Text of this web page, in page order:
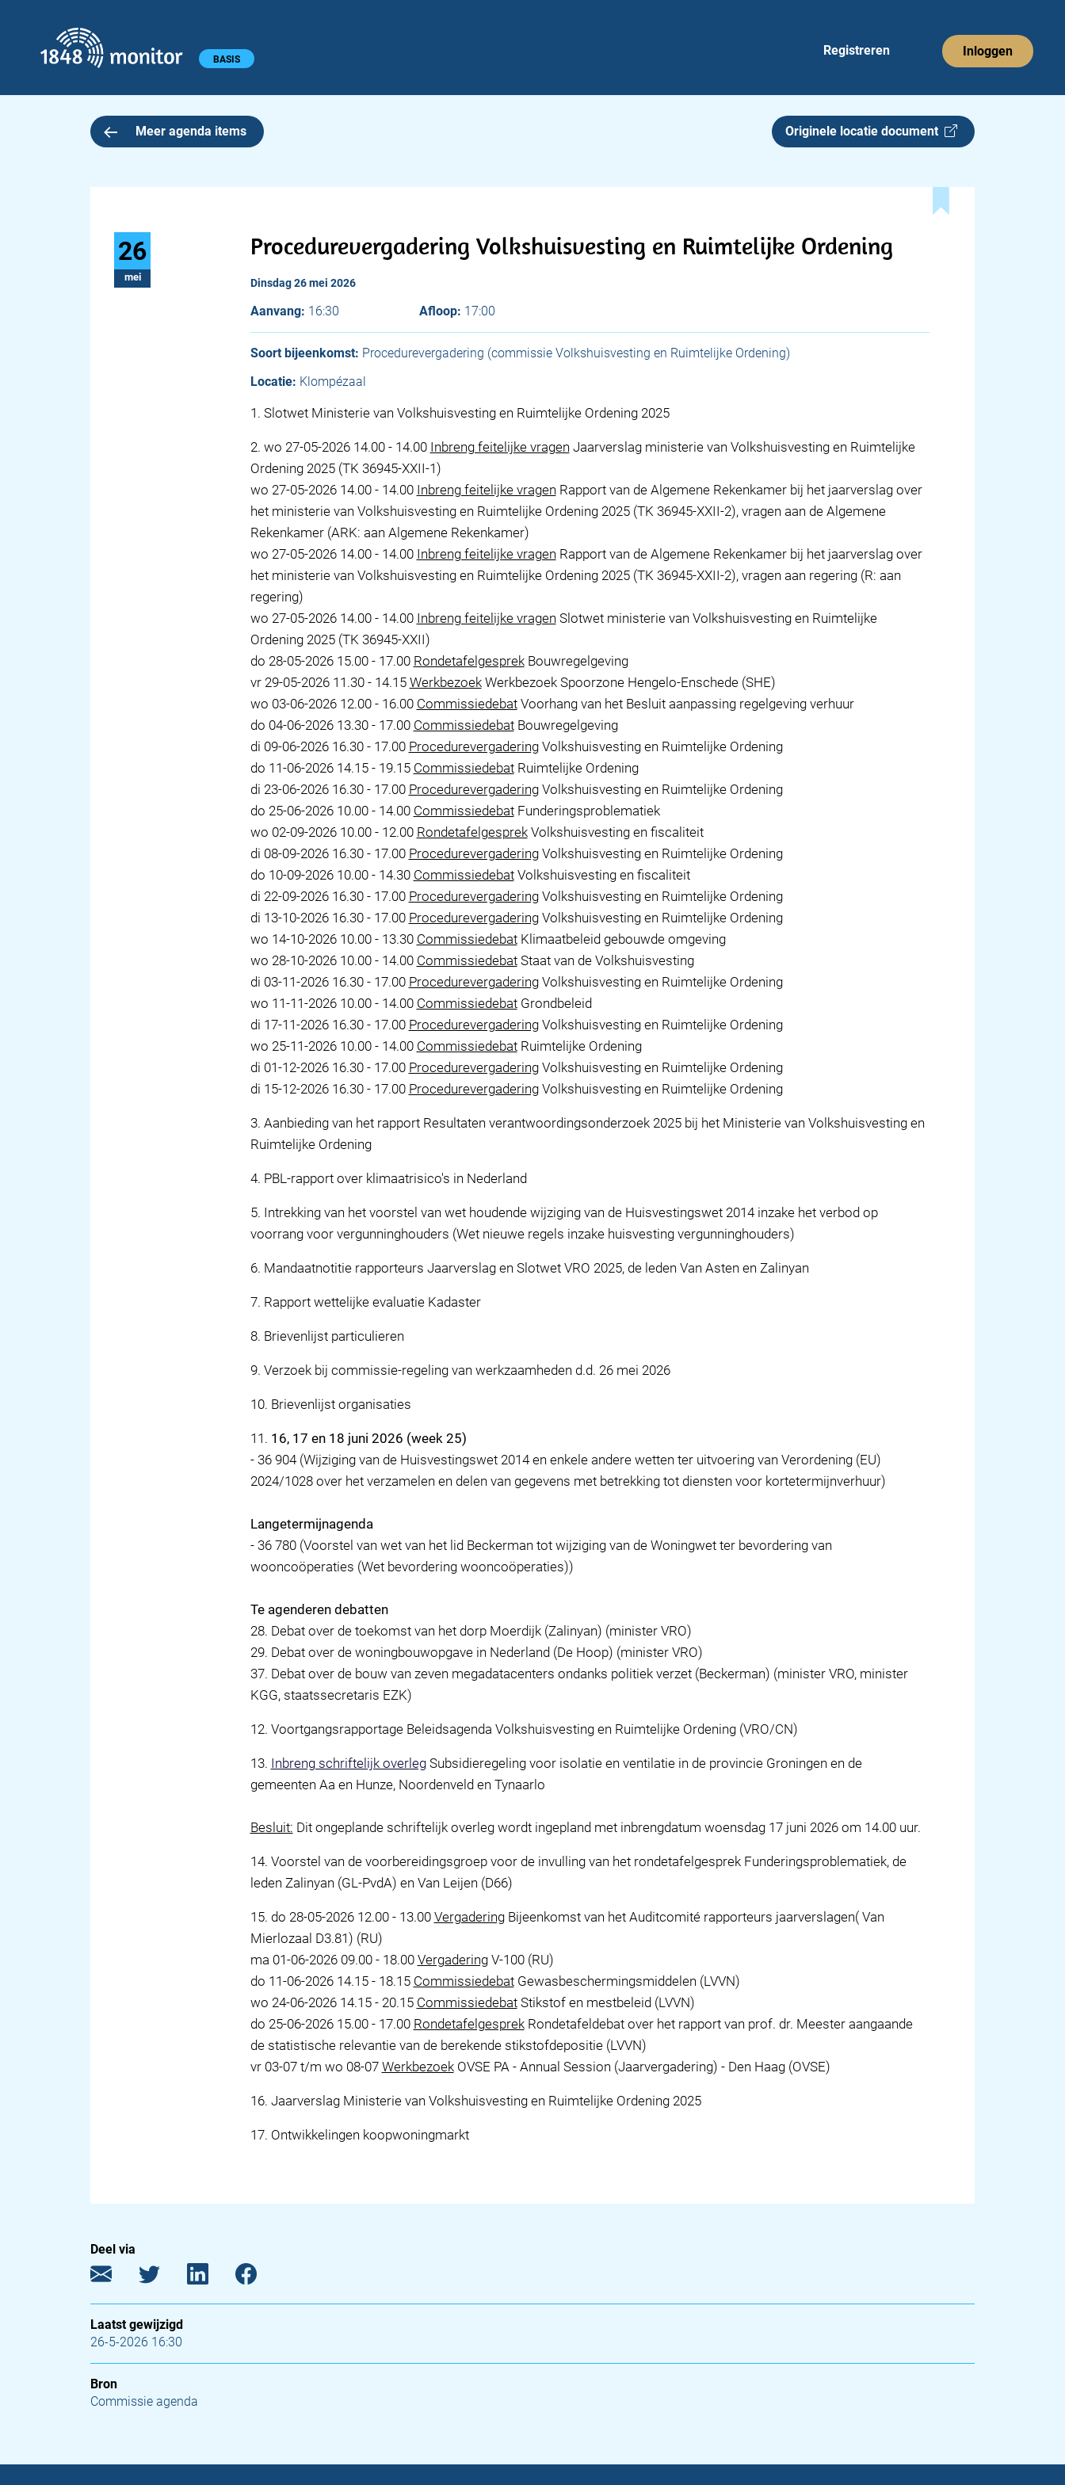
Hoofdmenu BASIS
Registreren Inloggen
Meer agenda items Originele locatie document
26
mei
Procedurevergadering Volkshuisvesting en Ruimtelijke Ordening
dinsdag 26 mei 2026
Aanvang: 16:30 Afloop: 17:00
Soort bijeenkomst: Procedurevergadering (commissie Volkshuisvesting en Ruimtelijke Ordening)
Locatie: Klompézaal
1 . Slotwet Ministerie van Volkshuisvesting en Ruimtelijke Ordening 2025
2. wo 27-05-2026 14.00 - 14.00 Inbreng feitelijke vragen Jaarverslag ministerie van Volkshuisvesting en Ruimtelijke
Ordening 2025 (TK 36945-XXII-1)
wo 27-05-2026 14.00 - 14.00 Inbreng feitelijke vragen Rapport van de Algemene Rekenkamer bij het jaarverslag over
het ministerie van Volkshuisvesting en Ruimtelijke Ordening 2025 (TK 36945-XXII-2), vragen aan de Algemene
Rekenkamer (ARK: aan Algemene Rekenkamer)
wo 27-05-2026 14.00 - 14.00 Inbreng feitelijke vragen Rapport van de Algemene Rekenkamer bij het jaarverslag over
het ministerie van Volkshuisvesting en Ruimtelijke Ordening 2025 (TK 36945-XXII-2), vragen aan regering (R: aan
regering)
wo 27-05-2026 14.00 - 14.00 Inbreng feitelijke vragen Slotwet ministerie van Volkshuisvesting en Ruimtelijke
Ordening 2025 (TK 36945-XXII)
do 28-05-2026 15.00 - 17.00 RondetafelgesprekBouwregelgeving
vr 29-05-2026 11.30 - 14.15 WerkbezoekWerkbezoek Spoorzone Hengelo-Enschede (SHE)
wo 03-06-2026 12.00 - 16.00 CommissiedebatVoorhang van het Besluit aanpassing regelgeving verhuur
do 04-06-2026 13.30 - 17.00 CommissiedebatBouwregelgeving
di 09-06-2026 16.30 - 17.00 ProcedurevergaderingVolkshuisvesting en Ruimtelijke Ordening
do 11-06-2026 14.15 - 19.15 CommissiedebatRuimtelijke Ordening
di 23-06-2026 16.30 - 17.00 ProcedurevergaderingVolkshuisvesting en Ruimtelijke Ordening
do 25-06-2026 10.00 - 14.00 CommissiedebatFunderingsproblematiek
wo 02-09-2026 10.00 - 12.00 RondetafelgesprekVolkshuisvesting en fiscaliteit
di 08-09-2026 16.30 - 17.00 ProcedurevergaderingVolkshuisvesting en Ruimtelijke Ordening
do 10-09-2026 10.00 - 14.30 CommissiedebatVolkshuisvesting en fiscaliteit
di 22-09-2026 16.30 - 17.00 ProcedurevergaderingVolkshuisvesting en Ruimtelijke Ordening
di 13-10-2026 16.30 - 17.00 ProcedurevergaderingVolkshuisvesting en Ruimtelijke Ordening
wo 14-10-2026 10.00 - 13.30 CommissiedebatKlimaatbeleid gebouwde omgeving
wo 28-10-2026 10.00 - 14.00 CommissiedebatStaat van de Volkshuisvesting
di 03-11-2026 16.30 - 17.00 ProcedurevergaderingVolkshuisvesting en Ruimtelijke Ordening
wo 11-11-2026 10.00 - 14.00 CommissiedebatGrondbeleid
di 17-11-2026 16.30 - 17.00 ProcedurevergaderingVolkshuisvesting en Ruimtelijke Ordening
wo 25-11-2026 10.00 - 14.00 CommissiedebatRuimtelijke Ordening
di 01-12-2026 16.30 - 17.00 ProcedurevergaderingVolkshuisvesting en Ruimtelijke Ordening
di 15-12-2026 16.30 - 17.00 ProcedurevergaderingVolkshuisvesting en Ruimtelijke Ordening
3. Aanbieding van het rapport Resultaten verantwoordingsonderzoek 2025 bij het Ministerie van Volkshuisvesting en
Ruimtelijke Ordening
4. PBL-rapport over klimaatrisico's in Nederland
5. Intrekking van het voorstel van wet houdende wijziging van de Huisvestingswet 2014 inzake het verbod op
voorrang voor vergunninghouders (Wet nieuwe regels inzake huisvesting vergunninghouders)
6. Mandaatnotitie rapporteurs Jaarverslag en Slotwet VRO 2025, de leden Van Asten en Zalinyan
7. Rapport wettelijke evaluatie Kadaster
8. Brievenlijst particulieren
9. Verzoek bij commissie-regeling van werkzaamheden d.d. 26 mei 2026
10. Brievenlijst organisaties
11 . 16, 17 en 18 juni 2026 (week 25)
- 36 904 (Wijziging van de Huisvestingswet 2014 en enkele andere wetten ter uitvoering van Verordening (EU)
2024/1028 over het verzamelen en delen van gegevens met betrekking tot diensten voor kortetermijnverhuur)
Langetermijnagenda
- 36 780 (Voorstel van wet van het lid Beckerman tot wijziging van de Woningwet ter bevordering van
wooncoöperaties (Wet bevordering wooncoöperaties))
Te agenderen debatten
28. Debat over de toekomst van het dorp Moerdijk (Zalinyan) (minister VRO)
29. Debat over de woningbouwopgave in Nederland (De Hoop) (minister VRO)
37. Debat over de bouw van zeven megadatacenters ondanks politiek verzet (Beckerman) (minister VRO, minister
KGG, staatssecretaris EZK)
12. Voortgangsrapportage Beleidsagenda Volkshuisvesting en Ruimtelijke Ordening (VRO/CN)
13. Inbreng schriftelijk overlegSubsidieregeling voor isolatie en ventilatie in de provincie Groningen en de
gemeenten Aa en Hunze, Noordenveld en Tynaarlo
Besluit: Dit ongeplande schriftelijk overleg wordt ingepland met inbrengdatum woensdag 17 juni 2026 om 14.00 uur.
14. Voorstel van de voorbereidingsgroep voor de invulling van het rondetafelgesprek Funderingsproblematiek, de
leden Zalinyan (GL-PvdA) en Van Leijen (D66)
15. do 28-05-2026 12.00 - 13.00 VergaderingBijeenkomst van het Auditcomité rapporteurs jaarverslagen( Van
Mierlozaal D3.81) (RU)
ma 01-06-2026 09.00 - 18.00 VergaderingV-100 (RU)
do 11-06-2026 14.15 - 18.15 CommissiedebatGewasbeschermingsmiddelen (LVVN)
wo 24-06-2026 14.15 - 20.15 CommissiedebatStikstof en mestbeleid (LVVN)
do 25-06-2026 15.00 - 17.00 RondetafelgesprekRondetafeldebat over het rapport van prof. dr. Meester aangaande
de statistische relevantie van de berekende stikstofdepositie (LVVN)
vr 03-07 t/m wo 08-07 WerkbezoekOVSE PA - Annual Session (Jaarvergadering) - Den Haag (OVSE)
16. Jaarverslag Ministerie van Volkshuisvesting en Ruimtelijke Ordening 2025
17. Ontwikkelingen koopwoningmarkt
Deel via
Laatst gewijzigd
26-5-2026 16:30
Bron
Commissie agenda